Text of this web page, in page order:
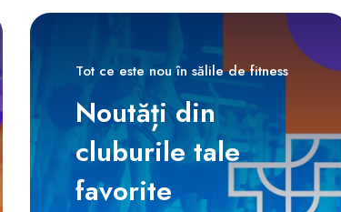
Tot ce este nou în sălile de fitness
Noutăți din
cluburile tale
favorite